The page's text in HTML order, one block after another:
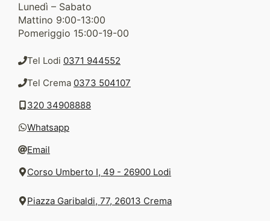
Lunedì – Sabato
Mattino 9:00-13:00
Pomeriggio 15:00-19-00
Tel Lodi 0371 944552
Tel Crema 0373 504107
320 34908888
Whatsapp
Email
Corso Umberto I, 49 - 26900 Lodi
Piazza Garibaldi, 77, 26013 Crema